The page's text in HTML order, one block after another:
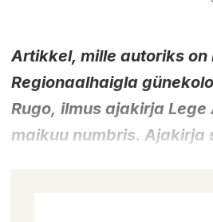
Artikkel, mille autoriks on
Regionaalhaigla
Rugo, ilmus ajakirja
maikuu numbris. Ajakirja